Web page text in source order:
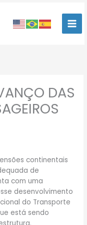
DAS
continentais
de
com uma
desenvolvimento
do Transporte
está sendo